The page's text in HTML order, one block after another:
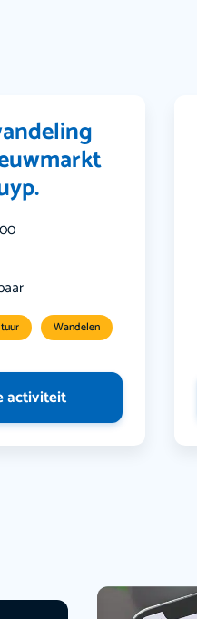
Wandelen
activiteit